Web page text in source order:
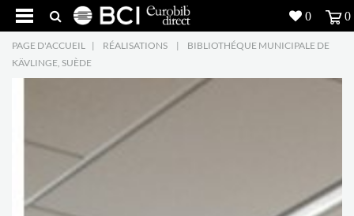
Réalisations
Recherche
L'entreprise
PAGE D'ACCUEIL | RÉALISATIONS |
BIBLIOTHÉQUE MUNICIPALE DE
KÄVLINGE, SUÈDE
0 0